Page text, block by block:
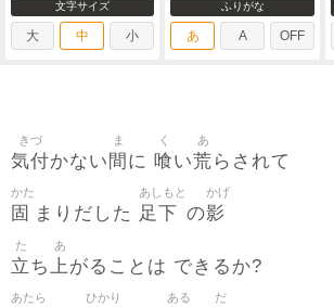
文字サイズ
大 中 小
ふりがな
あ A OFF
気付
きづ
かない 間
ま
に 喰
く
い荒
あ
らされて
固
かた
まりだした 足下
あしもと
の影
かげ
立
た
ち 上
あ
がることは できるか?
あたら ひかり ある だ